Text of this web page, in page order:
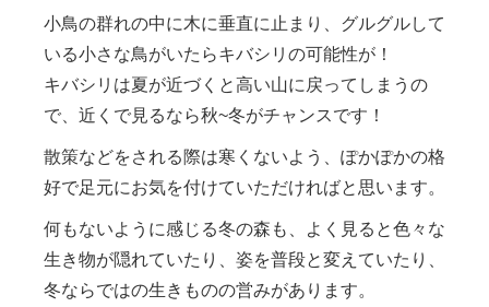
小鳥の群れの中に木に垂直に止まり、グルグルして
いる小さな鳥がいたらキバシリの可能性が！
キバシリは夏が近づくと高い山に戻ってしまうの
で、近くで見るなら秋~冬がチャンスです！
散策などをされる際は寒くないよう、ぽかぽかの格
好で足元にお気を付けていただければと思います。
何もないように感じる冬の森も、よく見ると色々な
生き物が隠れていたり、姿を普段と変えていたり、
冬ならではの生きものの営みがあります。